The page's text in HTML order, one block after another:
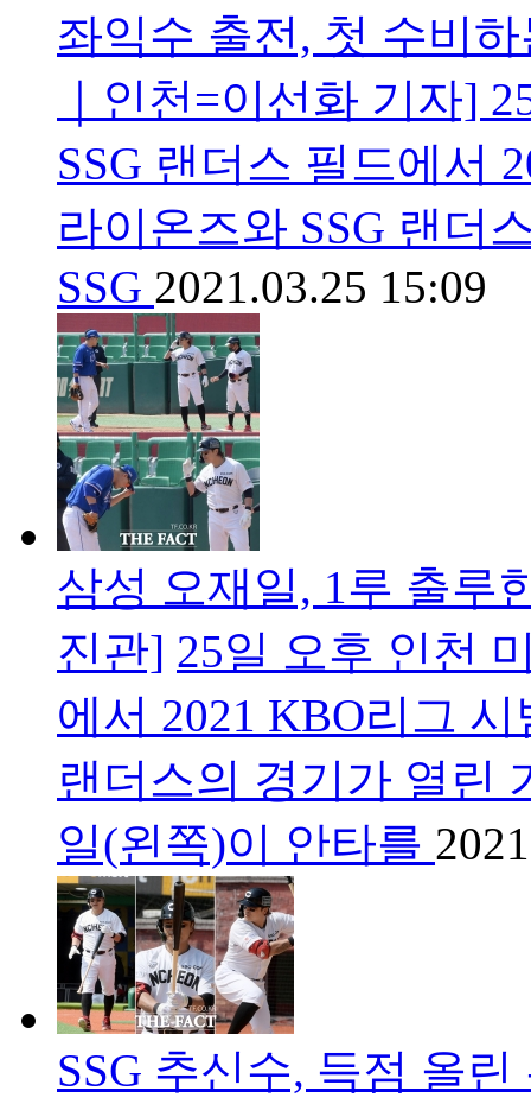
좌익수 출전, 첫 수비
｜인천=이선화 기자]
SSG 랜더스 필드에서
라이온즈와 SSG 랜더
SSG 2021.03.25 15:09
삼성 오재일, 1루 출루
진관] 25일 오후 인천
에서 2021 KBO리그
랜더스의 경기가 열린
일(왼쪽)이 안타를
SSG 추신수, 득점 올